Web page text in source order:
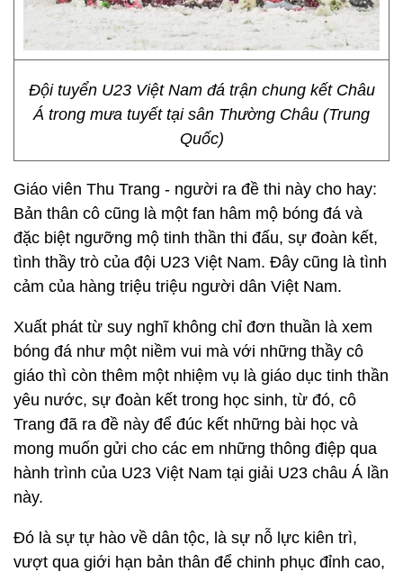
Đội tuyển U23 Việt Nam đá trận chung kết Châu
Á trong mưa tuyết tại sân Thường Châu (Trung
Quốc)
Giáo viên Thu Trang - người ra đề thi này cho hay:
Bản thân cô cũng là một fan hâm mộ bóng đá và
đặc biệt ngưỡng mộ tinh thần thi đấu, sự đoàn kết,
tình thầy trò của đội U23 Việt Nam. Đây cũng là tình
cảm của hàng triệu triệu người dân Việt Nam.
Xuất phát từ suy nghĩ không chỉ đơn thuần là xem
bóng đá như một niềm vui mà với những thầy cô
giáo thì còn thêm một nhiệm vụ là giáo dục tinh thần
yêu nước, sự đoàn kết trong học sinh, từ đó, cô
Trang đã ra đề này để đúc kết những bài học và
mong muốn gửi cho các em những thông điệp qua
hành trình của U23 Việt Nam tại giải U23 châu Á lần
này.
Đó là sự tự hào về dân tộc, là sự nỗ lực kiên trì,
vượt qua giới hạn bản thân để chinh phục đỉnh cao,